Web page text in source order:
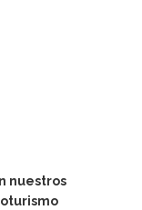
nuestros